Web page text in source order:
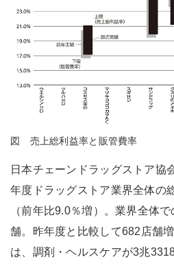
図 売上総利益率と販管費率
日本チェーンドラッグストア協
年度ドラッグストア業界全体の
（前年比9.0％増）。業界全体
舗。昨年度と比較して682店舗
は、調剤・ヘルスケアが3兆